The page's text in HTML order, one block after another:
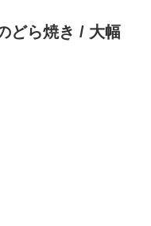
どら焼き / 大幅